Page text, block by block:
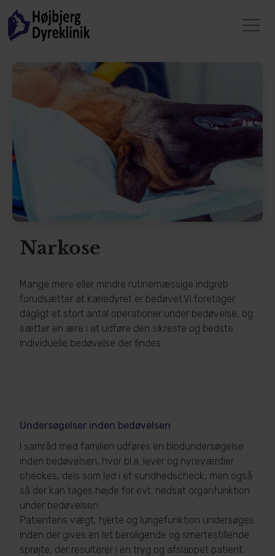
Narkose
Mange mere eller mindre rutinemæssige indgreb
forudsætter at kæledyret er bedøvet.Vi foretager
dagligt et stort antal operationer under bedøvelse, og
sætter en ære i at udføre den sikreste og bedste
individuelle bedøvelse der findes.
Undersøgelser inden bedøvelsen
I samråd med familien udføres en blodundersøgelse
inden bedøvelsen, hvor bl.a. lever og nyreværdier
checkes, dels som led i et sundhedscheck, men også
så der kan tages højde for evt. nedsat organfunktion
under bedøvelsen.
Patientens vægt, hjerte og lungefunktion undersøges
inden der gives en let beroligende og smertestillende
sprøjte, der resulterer i en tryg og afslappet patient.